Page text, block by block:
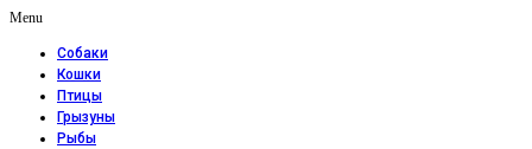
Menu
Собаки
Кошки
Птицы
Грызуны
Рыбы